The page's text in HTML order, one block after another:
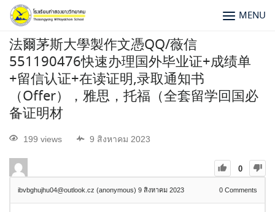
MENU
法爾茅斯大學製作文憑QQ/薇信
551190476快速办理国外毕业证+成绩单
+留信认证+在读证明,录取通知书
（Offer），雅思，托福（全套留学回国必
备证明材
199 views 9 สิงหาคม 2023
0
ibvbghujhu04@outlook.cz (anonymous) 9 สิงหาคม 2023 0 Comments